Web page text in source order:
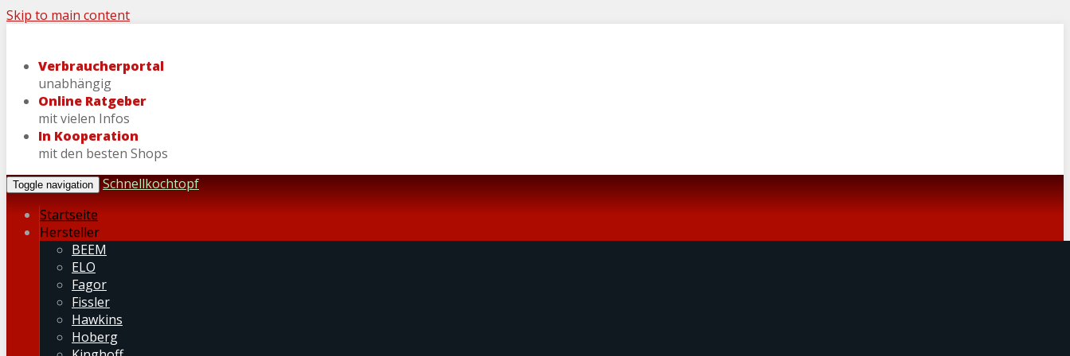
Skip to main content
Verbraucherportal
unabhängig
Online Ratgeber
mit vielen Infos
In Kooperation
mit den besten Shops
Toggle navigation
Schnellkochtopf
Startseite
Hersteller
BEEM
ELO
Fagor
Fissler
Hawkins
Hoberg